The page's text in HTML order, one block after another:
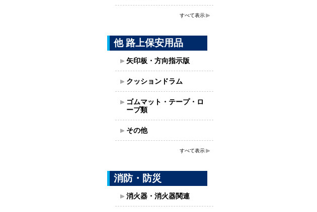
すべて表示
他 路上保安用品
矢印板・方向指示版
クッションドラム
ゴムマット・テープ・ロ
ープ類
その他
すべて表示
消防・防災
消火器・消火器関連